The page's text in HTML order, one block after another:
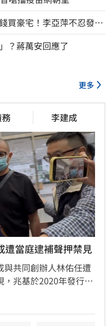
買豪宅！李亞萍不忍發
？蔣萬安回應了
更多
李建成
遭當庭逮補聲押禁見
與共同創辦人林佑任遭
兆基於2020年發行公
涉嫌挪用7億資金轉